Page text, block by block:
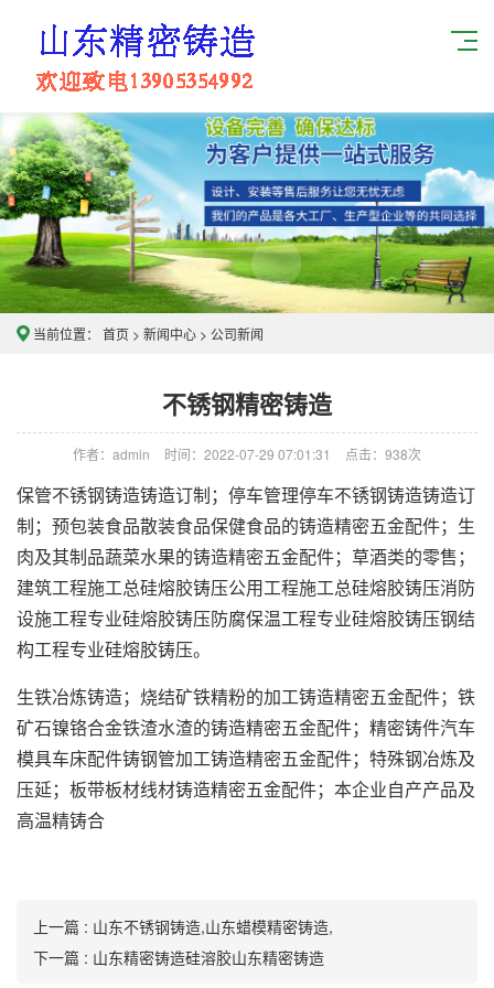
当前位置： 首页 > 新闻中心 > 公司新闻
不锈钢精密铸造
作者：admin 时间：2022-07-29 07:01:31 点击： 938次
保管不锈钢铸造铸造订制；停车管理停车不锈钢铸造铸造订
制；预包装食品散装食品保健食品的铸造精密五金配件；生
肉及其制品蔬菜水果的铸造精密五金配件；草酒类的零售；
建筑工程施工总硅熔胶铸压公用工程施工总硅熔胶铸压消防
设施工程专业硅熔胶铸压防腐保温工程专业硅熔胶铸压钢结
构工程专业硅熔胶铸压。
生铁冶炼铸造；烧结矿铁精粉的加工铸造精密五金配件；铁
矿石镍铬合金铁渣水渣的铸造精密五金配件；精密铸件汽车
模具车床配件铸钢管加工铸造精密五金配件；特殊钢冶炼及
压延；板带板材线材铸造精密五金配件；本企业自产产品及
高温精铸合
上一篇 : 山东不锈钢铸造,山东蜡模精密铸造,
下一篇 : 山东精密铸造硅溶胶山东精密铸造